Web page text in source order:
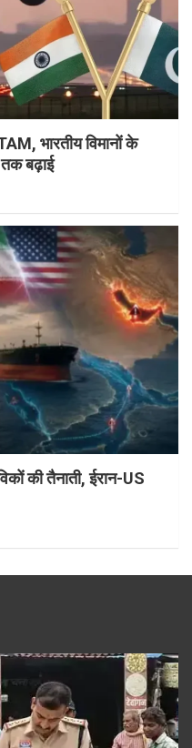
भारतीय विमानों के
बढ़ाई
की तैनाती, ईरान-US